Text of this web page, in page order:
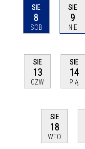
SIE
8
SOB
SIE
9
NIE
SIE
13
CZW
SIE
14
PIĄ
SIE
18
WTO